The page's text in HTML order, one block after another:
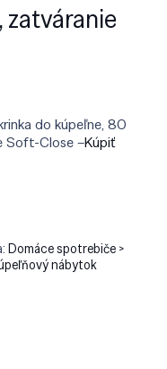
zatváranie
do kúpeľne, 80
Soft-Close –Kúpiť
Domáce spotrebiče >
nábytok